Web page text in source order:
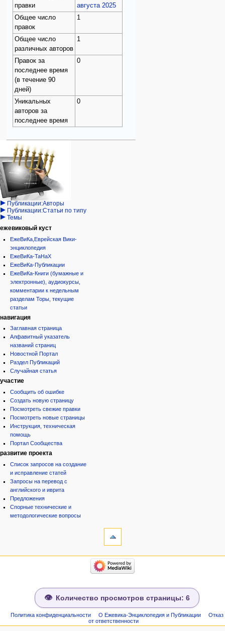
правки
августа 2025
Общее число
правок
1
Общее число
различных авторов
1
Правок за
последнее время
(в течение 90
дней)
0
Уникальных
авторов за
последнее время
0
Навигация
персональные инструменты
войти
запрос
учётной
записи
категории
Израиль:Страна и
государство
Иудаизм
Народ
Проекты
Проекты/Участники/
дополнения
Публикации:Авторы
Публикации:Статьи по типу
Темы
ежевиковый куст
ЕжеВиКа,Еврейская Вики-
энциклопедия
ЕжеВиКа-ТаНаХ
ЕжеВиКа-Публикации
ЕжеВиКа-Книги (бумажные и
электронные), аудиокурсы,
комментарии к недельным
разделам Торы, текущие
статьи
навигация
Заглавная страница
Алфавитный указатель
названий страниц
Новостной Портал
Раздел Публикаций
Случайная статья
участие
Сообщить об ошибке
Создать новую страницу
Посмотреть свежие правки
Посмотреть новые страницы
Инструкция, техническая
помощь
Портал Сообщества
развитие проекта
Список запросов на создание
и исправление статей
Запросы на перевод с
английского и иврита
Предложения
Спорные технические и
методологические вопросы
о странице
категории
Проекты/Участники/
Публикации:Авторы
Количество просмотров страницы: 6
Политика конфиденциальности О Ежевика-Энциклопедия и Публикации
Отказ
от ответственности